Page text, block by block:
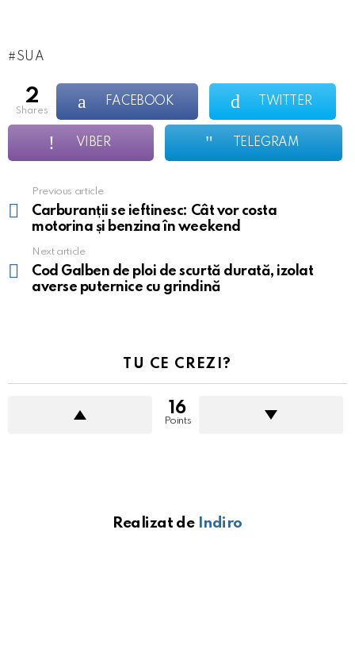
SUA
2
shares
FACEBOOK TWITTER
VIBER TELEGRAM
more
Previous article
Carburanții se ieftinesc: Cât vor costa
motorina și benzina în weekend
Next article
Cod Galben de ploi de scurtă durată, izolat
averse puternice cu grindină
TU CE CREZI?
16
Points
Realizat de Indiro